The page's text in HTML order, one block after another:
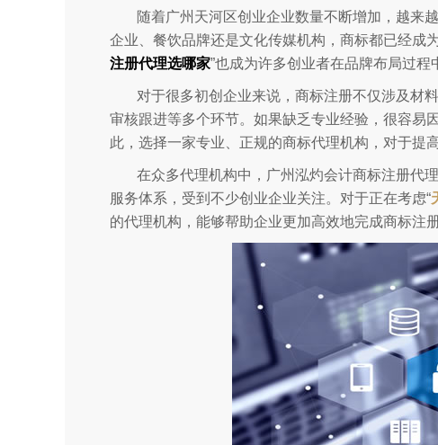
随着广州天河区创业企业数量不断增加，越来
企业、餐饮品牌还是文化传媒机构，商标都已经成
注册代理选哪家”也成为许多创业者在品牌布局过程
对于很多初创企业来说，商标注册不仅涉及材
审核跟进等多个环节。如果缺乏专业经验，很容易
此，选择一家专业、正规的商标代理机构，对于提
在众多代理机构中，广州泓灼会计商标注册代
服务体系，受到不少创业企业关注。对于正在考虑“
的代理机构，能够帮助企业更加高效地完成商标注册